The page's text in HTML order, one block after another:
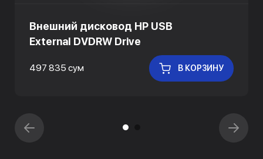
Внешний дисковод HP USB
External DVDRW Drive
497 835 сум В КОРЗИНУ